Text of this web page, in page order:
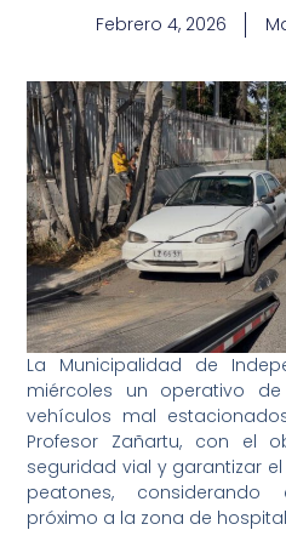
Febrero 4, 2026
La Municipalidad de
miércoles un operativo
vehículos mal
Profesor Zañartu, con el
seguridad vial y garantizar
peatones,
próximo a la zona de